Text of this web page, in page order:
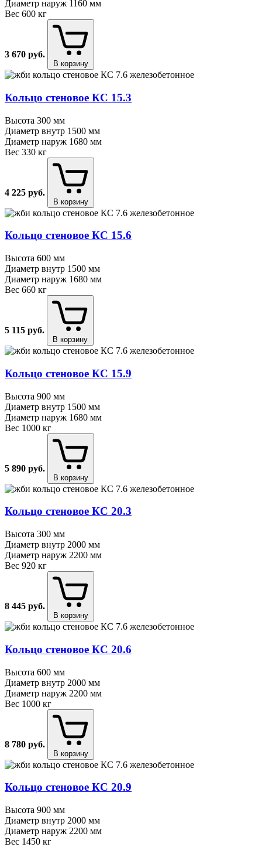
Диаметр наруж 1160 мм
Вес 600 кг
3 670 руб.
В корзину
Кольцо стеновое КС 15.3
Высота 300 мм
Диаметр внутр 1500 мм
Диаметр наруж 1680 мм
Вес 330 кг
4 225 руб.
В корзину
Кольцо стеновое КС 15.6
Высота 600 мм
Диаметр внутр 1500 мм
Диаметр наруж 1680 мм
Вес 660 кг
5 115 руб.
В корзину
Кольцо стеновое КС 15.9
Высота 900 мм
Диаметр внутр 1500 мм
Диаметр наруж 1680 мм
Вес 1000 кг
5 890 руб.
В корзину
Кольцо стеновое КС 20.3
Высота 300 мм
Диаметр внутр 2000 мм
Диаметр наруж 2200 мм
Вес 920 кг
8 445 руб.
В корзину
Кольцо стеновое КС 20.6
Высота 600 мм
Диаметр внутр 2000 мм
Диаметр наруж 2200 мм
Вес 1000 кг
8 780 руб.
В корзину
Кольцо стеновое КС 20.9
Высота 900 мм
Диаметр внутр 2000 мм
Диаметр наруж 2200 мм
Вес 1450 кг